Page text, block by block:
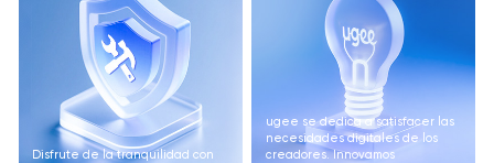
Disfrute de la tranquilidad con
ugee se dedica a satisfacer las
necesidades digitales de los
creadores. Innovamos